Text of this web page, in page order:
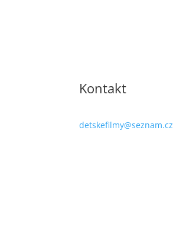
Kontakt
detskefilmy@seznam.cz